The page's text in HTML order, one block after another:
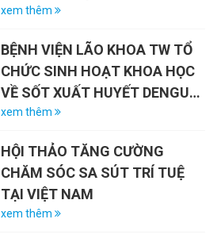
NIỆM 79 NĂM NGÀY THƯƠNG
27/7/2026)
xem thêm
BỆNH VIỆN LÃO KHOA TW TỔ
CHỨC SINH HOẠT KHOA HỌC
VỀ SỐT XUẤT HUYẾT DENGUE
VÀ VAI TRÒ CỦA VẮC-XIN
xem thêm
HỘI THẢO TĂNG CƯỜNG
CHĂM SÓC SA SÚT TRÍ TUỆ
TẠI VIỆT NAM
xem thêm